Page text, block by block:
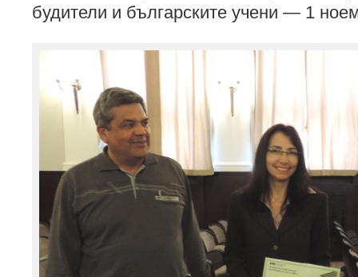
будители и българските учени — 1